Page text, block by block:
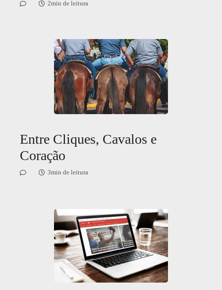
2min de leitura
Entre Cliques, Cavalos e
Coração
3min de leitura